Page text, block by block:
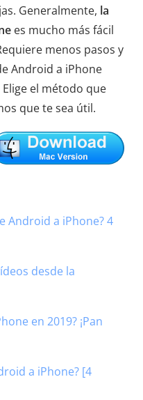
Generalmente, la
es mucho más fácil
menos pasos y
Android a iPhone
el método que
que te sea útil.
Android a iPhone? 4
desde la
en 2019? ¡Pan
a iPhone? [4